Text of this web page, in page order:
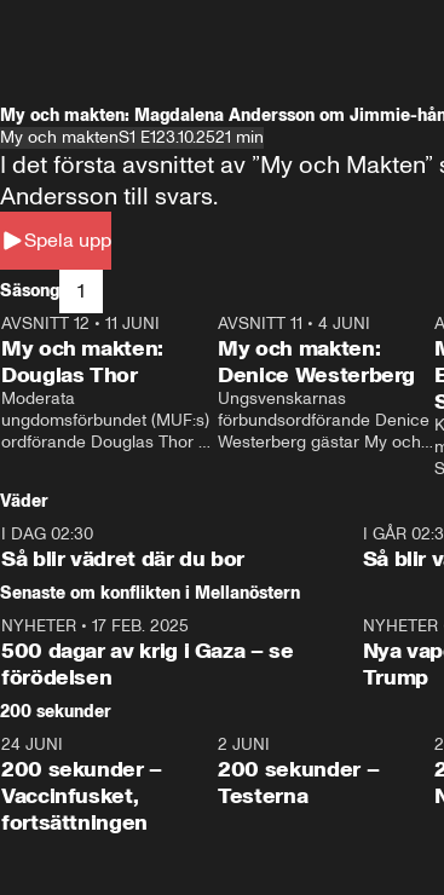
My och makten: Magdalena Andersson om Jimmie-
My och maktenS1 E123.10.2521 min
Spela upp
I det första avsnittet av ”My och
Andersson till svars.
Säsong 1
26:27
AVSNITT 12 • 11 JUNI
My och makten:
Douglas Thor
Moderata
ungdomsförbundet (MUF:s)
ordförande Douglas Thor
tonårsutvisningarna och hur
Moderaterna ska locka
väljare till valet i höst.
23:40
AVSNITT 11 •4 JUNI
My och makten:
Denice Westerberg
Ungsvenskarnas
förbundsordförande Denice
Westerberg gästar My och
Väder
I DAG 02:30
Så blir vädret där du bor
I GÅR
Så blir
Senaste om konflikten i Mellanöstern
NYHETER • 17 FEB. 2025
500 dagar av krig i Gaza – se
förödelsen
NYHETER
Nya
Trump
200 sekunder
5:00
24 JUNI
200 sekunder –
Vaccinfusket,
fortsättningen
4:23
2 JUNI
200 sekunder –
Testerna